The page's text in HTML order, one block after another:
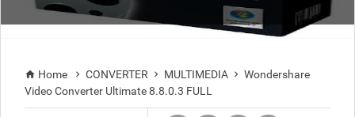
 Home  CONVERTER  MULTIMEDIA  Wondershare
Video Converter Ultimate 8.8.0.3 FULL